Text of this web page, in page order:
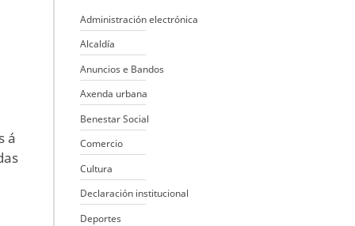
á
Administración electrónica
Alcaldía
Anuncios e Bandos
Axenda urbana
Benestar Social
Comercio
Cultura
Declaración institucional
Deportes